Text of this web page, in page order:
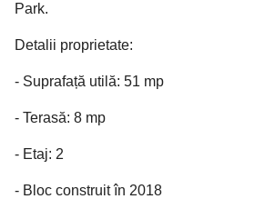
Park.
Detalii proprietate:
- Suprafață utilă: 51 mp
- Terasă: 8 mp
- Etaj: 2
- Bloc construit în 2018